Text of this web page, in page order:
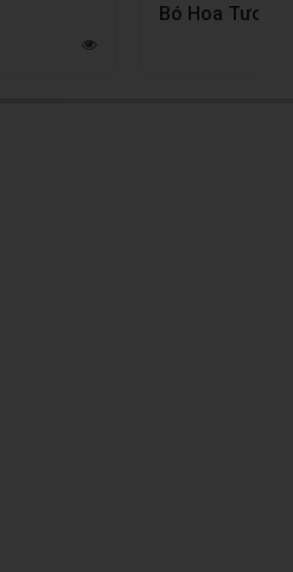
Bó Hoa Tươi -